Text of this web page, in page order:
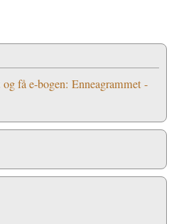
få e-bogen: Enneagrammet -